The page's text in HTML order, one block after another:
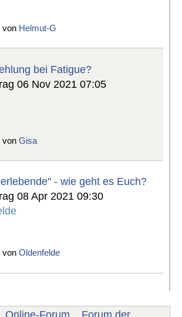
von Helmut-G
bei Fatigue?
06 Nov 2021 07:05
vonGisa
- wie geht es Euch?
08 Apr 2021 09:30
vonOldenfelde
Online-Forum Forum der